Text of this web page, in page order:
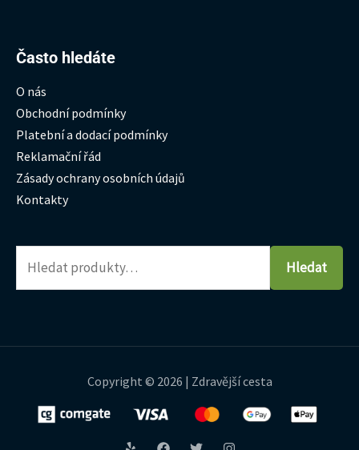
Často hledáte
O nás
Obchodní podmínky
Platební a dodací podmínky
Reklamační řád
Zásady ochrany osobních údajů
Kontakty
Hledat:
Hledat
Copyright © 2026 | Zdravější cesta